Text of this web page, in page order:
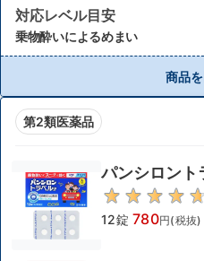
対応レベル目安
乗物酔いによるめまい
商品
第2類医薬品
パンシロント
12錠 780円(税抜)